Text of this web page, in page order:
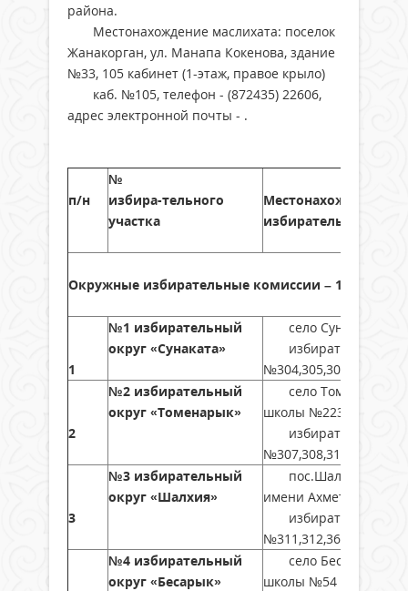
района.
Местонахождение маслихата: поселок
Жанакорган, ул. Манапа Кокенова, здание
№33, 105 кабинет (1-этаж, правое крыло)
каб. №105, телефон - (872435) 22606,
адрес электронной почты - .
п/н
№
избира-тельного
участка
Местонахождение
избирательной
Окружные избирательные комиссии – 15
1
№1 избирательный
округ «Сунаката»
село Сунаката,
избирательный
№304,305,309
2
№2 избирательный
округ «Томенарык»
село Томенарык,
школы №223,
избирательный
№307,308,310
3
№3 избирательный
округ «Шалхия»
пос.Шалкия, улица
имени Ахмета
избирательный
№311,312,368 (пос.
№4 избирательный
округ «Бесарык»
село Бесарык,
школы №54 имени